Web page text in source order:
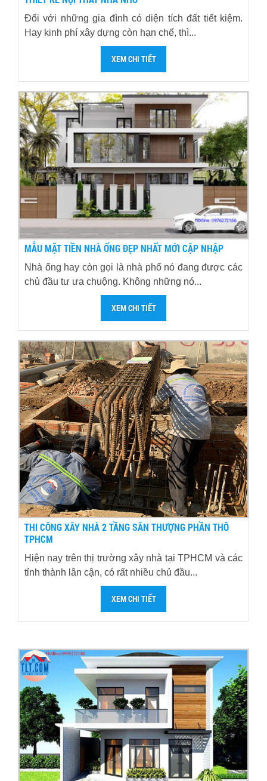
Đối với những gia đình có diện tích đất tiết kiệm.
Hay kinh phí xây dựng còn hạn chế, thì...
XEM CHI TIẾT
MẪU MẶT TIỀN NHÀ ỐNG ĐẸP NHẤT MỚI CẬP NHẬP
Nhà ống hay còn gọi là nhà phố nó đang được các
chủ đầu tư ưa chuộng. Không những nó...
XEM CHI TIẾT
THI CÔNG XÂY NHÀ 2 TẦNG SÂN THƯỢNG PHẦN THÔ
TPHCM
Hiện nay trên thị trường xây nhà tại TPHCM và các
tỉnh thành lân cận, có rất nhiều chủ đầu...
XEM CHI TIẾT